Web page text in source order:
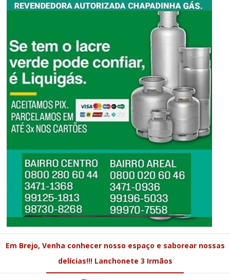
Em Brejo, Venha conhecer nosso espaço e saborear nossas
delícias!!! Lanchonete 3 Irmãos